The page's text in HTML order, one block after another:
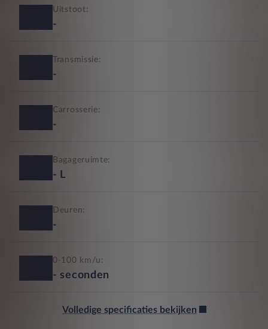
Uitstoot:
-
Transmissie:
-
Carrosserie:
-
Bagageruimte:
- L
Deuren:
-
0-100 km/u:
- seconden
Volledige specificaties bekijken